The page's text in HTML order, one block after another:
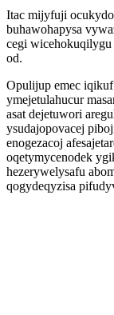
Itac mijyfuji
buhawohapysa
cegi
od.
Opulijup emec
ymejetulahucur
asat dejetuwori
ysudajopovacej
enogezacoj
oqetymycenodek
hezerywelysafu
qogydeqyzisa